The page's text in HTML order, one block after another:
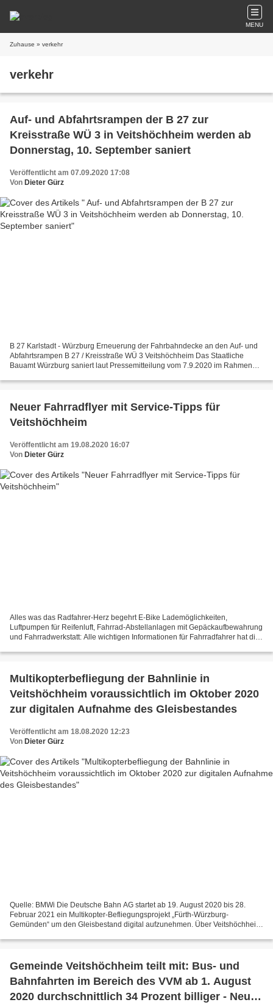
MENU
Zuhause » verkehr
verkehr
Auf- und Abfahrtsrampen der B 27 zur
Kreisstraße WÜ 3 in Veitshöchheim werden ab
Donnerstag, 10. September saniert
Veröffentlicht am 07.09.2020 17:08
Von Dieter Gürz
B 27 Karlstadt - Würzburg Erneuerung der Fahrbahndecke an den Auf- und
Abfahrtsrampen B 27 / Kreisstraße WÜ 3 Veitshöchheim Das Staatliche
Bauamt Würzburg saniert laut Pressemitteilung vom 7.9.2020 im Rahmen
Neuer Fahrradflyer mit Service-Tipps für
Veitshöchheim
Veröffentlicht am 19.08.2020 16:07
Von Dieter Gürz
Alles was das Radfahrer-Herz begehrt E-Bike Lademöglichkeiten,
Luftpumpen für Reifenluft, Fahrrad-Abstellanlagen mit Gepäckaufbewahrung
und Fahrradwerkstatt: Alle wichtigen Informationen für Fahrradfahrer hat die
Multikopterbefliegung der Bahnlinie in
Veitshöchheim voraussichtlich im Oktober 2020
zur digitalen Aufnahme des Gleisbestandes
Veröffentlicht am 18.08.2020 12:23
Von Dieter Gürz
Quelle: BMWi Die Deutsche Bahn AG startet ab 19. August 2020 bis 28.
Februar 2021 ein Multikopter-Befliegungsprojekt „Fürth-Würzburg-
Gemünden“ um den Gleisbestand digital aufzunehmen. Über Veitshöchheim
Gemeinde Veitshöchheim teilt mit: Bus- und
Bahnfahrten im Bereich des VVM ab 1. August
2020 durchschnittlich 34 Prozent billiger - Neu: